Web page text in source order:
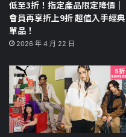
低至3折！指定產品限定降價｜
會員再享折上9折 超值入手經典
單品！
2026 年 4 月 22 日